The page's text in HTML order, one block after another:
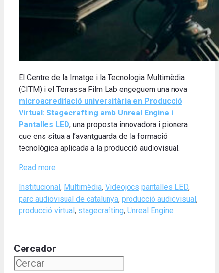
El Centre de la Imatge i la Tecnologia Multimèdia
(CITM) i el Terrassa Film Lab engeguem una nova
microacreditació universitària en Producció
Virtual: Stagecrafting amb Unreal Engine i
Pantalles LED, una proposta innovadora i pionera
que ens situa a l’avantguarda de la formació
tecnològica aplicada a la producció audiovisual.
Read more
Categories
Institucional, Multimèdia, Videojocs Tags
pantalles LED,
parc audiovisual de catalunya, producció audiovisual,
producció virtual, stagecrafting, Unreal Engine
Cercador